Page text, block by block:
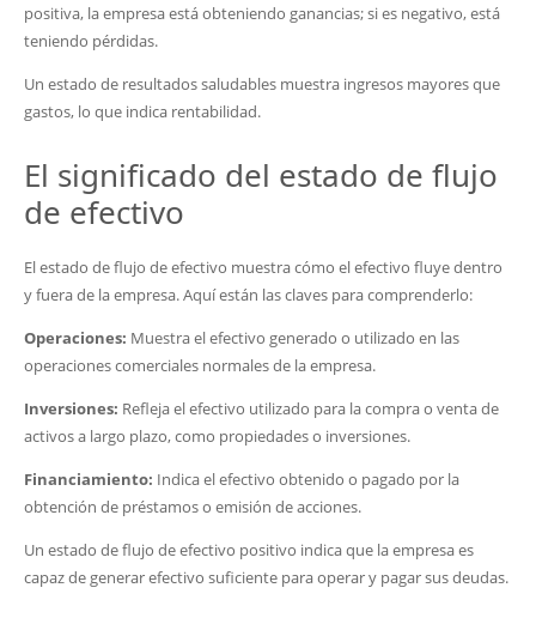
positiva, la empresa está obteniendo ganancias; si es negativo, está
teniendo pérdidas.
Un estado de resultados saludables muestra ingresos mayores que
gastos, lo que indica rentabilidad.
El significado del estado de flujo
de efectivo
El estado de flujo de efectivo muestra cómo el efectivo fluye dentro
y fuera de la empresa. Aquí están las claves para comprenderlo:
Operaciones: Muestra el efectivo generado o utilizado en las
operaciones comerciales normales de la empresa.
Inversiones: Refleja el efectivo utilizado para la compra o venta de
activos a largo plazo, como propiedades o inversiones.
Financiamiento: Indica el efectivo obtenido o pagado por la
obtención de préstamos o emisión de acciones.
Un estado de flujo de efectivo positivo indica que la empresa es
capaz de generar efectivo suficiente para operar y pagar sus deudas.